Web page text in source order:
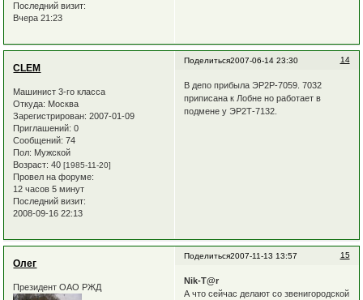
Последний визит:
Вчера 21:23
Поделиться 14
2007-06-14 23:30
CLEM
Машинист 3-го класса
Откуда: Москва
Зарегистрирован: 2007-01-09
Приглашений: 0
Сообщений: 74
Пол: Мужской
Возраст: 40[1985-11-20]
Провел на форуме:
12 часов 5 минут
Последний визит:
2008-09-16 22:13
В депо прибыла ЭР2Р-7059. 7032
приписана к Лобне но работает в
подмене у ЭР2Т-7132.
Поделиться 15
2007-11-13 13:57
Олег
Президент ОАО РЖД
Nik-T@r
А что сейчас делают со звенигородской